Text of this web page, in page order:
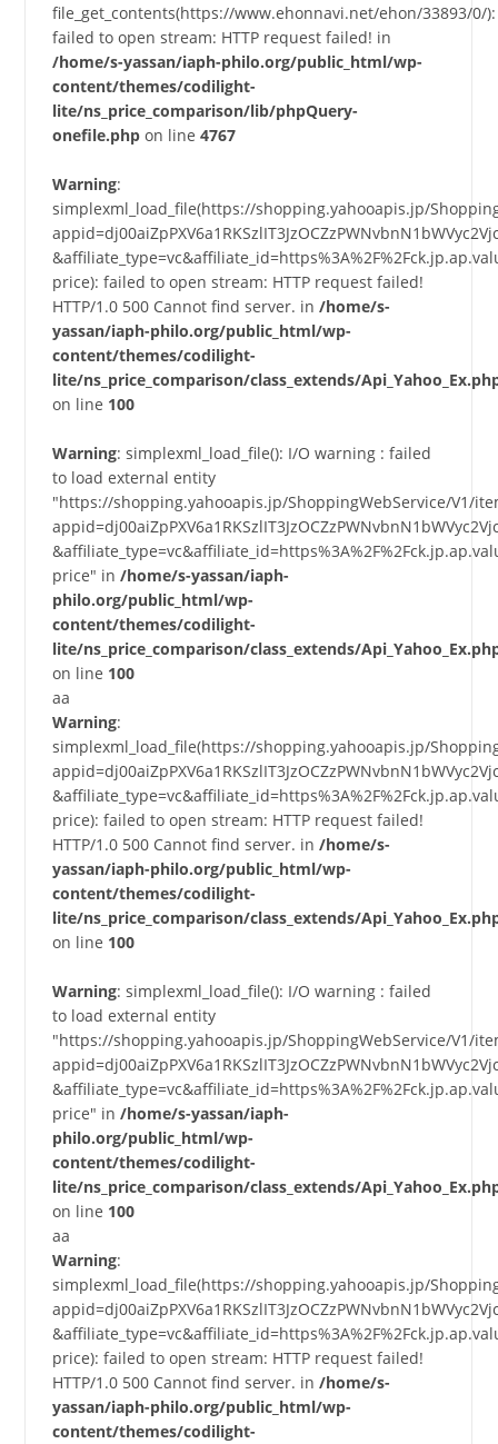
file_get_contents(https://www.ehonnavi.net/ehon/33893/0/):
failed to open stream: HTTP request failed! in
/home/s-yassan/iaph-philo.org/public_html/wp-
content/themes/codilight-
lite/ns_price_comparison/lib/phpQuery-
onefile.phpon line 4767
Warning:
simplexml_load_file(https://shopping.yahooapis.jp/
price): failed to open stream: HTTP request failed!
HTTP/1.0 500 Cannot find server. in /home/s-
yassan/iaph-philo.org/public_html/wp-
content/themes/codilight-
lite/ns_price_comparison/class_extends/
on line 100
Warning: simplexml_load_file(): I/O warning : failed
to load external entity
"https://shopping.yahooapis.jp/ShoppingWebService/V1/
price" in /home/s-yassan/iaph-
philo.org/public_html/wp-
content/themes/codilight-
lite/ns_price_comparison/class_extends/
on line 100
aa
Warning:
simplexml_load_file(https://shopping.yahooapis.jp/
price): failed to open stream: HTTP request failed!
HTTP/1.0 500 Cannot find server. in /home/s-
yassan/iaph-philo.org/public_html/wp-
content/themes/codilight-
lite/ns_price_comparison/class_extends/
on line 100
Warning: simplexml_load_file(): I/O warning : failed
to load external entity
"https://shopping.yahooapis.jp/ShoppingWebService/V1/
price" in /home/s-yassan/iaph-
philo.org/public_html/wp-
content/themes/codilight-
lite/ns_price_comparison/class_extends/
on line 100
aa
Warning:
simplexml_load_file(https://shopping.yahooapis.jp/
price): failed to open stream: HTTP request failed!
HTTP/1.0 500 Cannot find server. in /home/s-
yassan/iaph-philo.org/public_html/wp-
content/themes/codilight-